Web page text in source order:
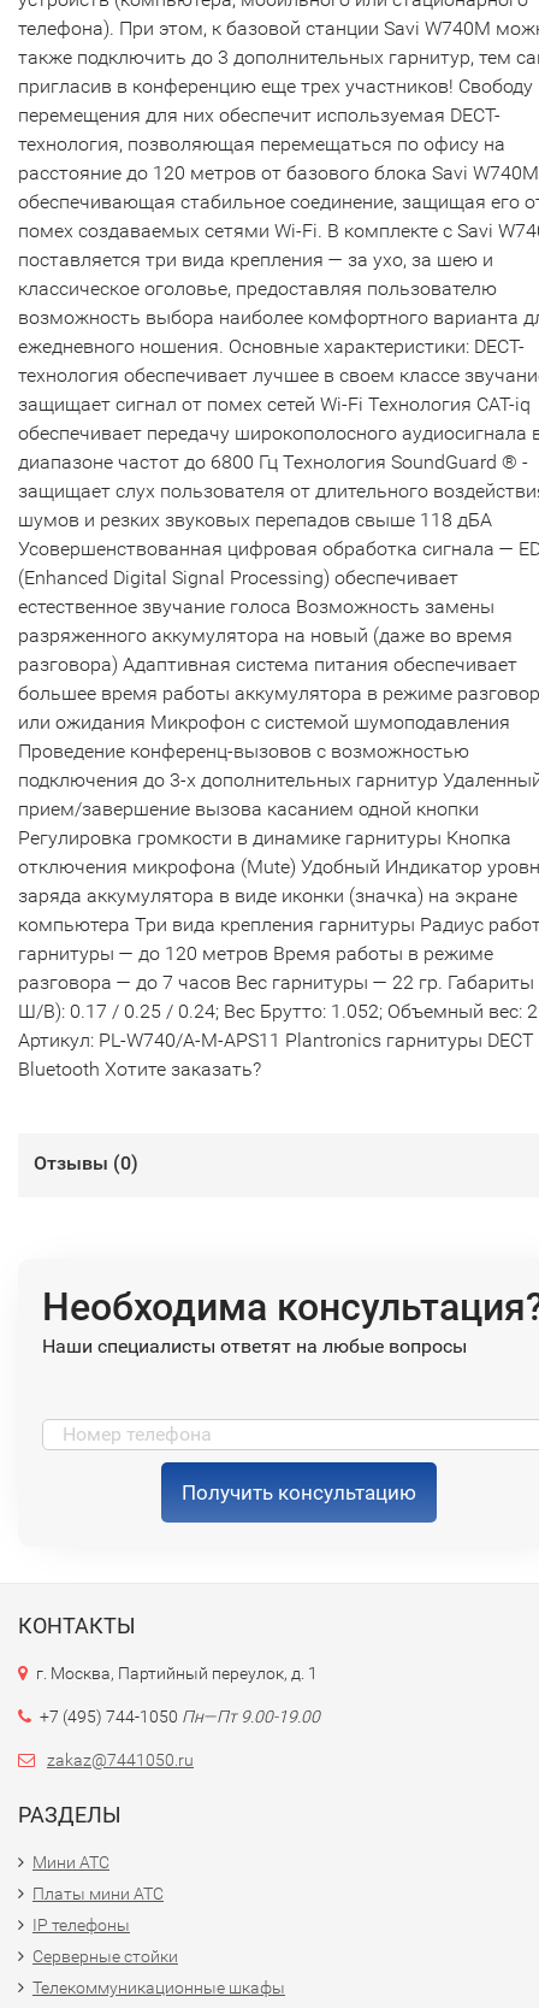
телефона). При этом, к базовой станции Savi W740M
также подключить до 3 дополнительных гарнитур, тем
пригласив в конференцию еще трех участников! Свободу
перемещения для них обеспечит используемая DECT-
технология, позволяющая перемещаться по офису на
расстояние до 120 метров от базового блока Savi
обеспечивающая стабильное соединение, защищая его
помех создаваемых сетями Wi-Fi. В комплекте с Savi
поставляется три вида крепления — за ухо, за шею и
классическое оголовье, предоставляя пользователю
возможность выбора наиболее комфортного варианта
ежедневного ношения. Основные характеристики: DECT-
технология обеспечивает лучшее в своем классе
защищает сигнал от помех сетей Wi-Fi Технология CAT-iq
обеспечивает передачу широкополосного аудиосигнала
диапазоне частот до 6800 Гц Технология SoundGuard ® -
защищает слух пользователя от длительного
шумов и резких звуковых перепадов свыше 118 дБА
Усовершенствованная цифровая обработка сигнала —
(Enhanced Digital Signal Processing) обеспечивает
естественное звучание голоса Возможность замены
разряженного аккумулятора на новый (даже во время
разговора) Адаптивная система питания обеспечивает
большее время работы аккумулятора в режиме
или ожидания Микрофон с системой шумоподавления
Проведение конференц-вызовов с возможностью
подключения до 3-х дополнительных гарнитур
прием/завершение вызова касанием одной кнопки
Регулировка громкости в динамике гарнитуры Кнопка
отключения микрофона (Mute) Удобный Индикатор
заряда аккумулятора в виде иконки (значка) на экране
компьютера Три вида крепления гарнитуры Радиус
гарнитуры — до 120 метров Время работы в режиме
разговора — до 7 часов Вес гарнитуры — 22 гр.
Ш/В): 0.17 / 0.25 / 0.24; Вес Брутто: 1.052; Объемный вес:
Артикул: PL-W740/A-M-APS11 Plantronics гарнитуры DECT
Bluetooth Хотите заказать?
Отзывы (0)
Необходима
Наши специалисты ответят на любые вопросы
Получить консультацию
КОНТАКТЫ
г. Москва, Партийный переулок, д. 1
+7 (495) 744-1050 Пн—Пт 9.00-19.00
zakaz@7441050.ru
РАЗДЕЛЫ
Мини АТС
Платы мини АТС
IP телефоны
Серверные стойки
Телекоммуникационные шкафы